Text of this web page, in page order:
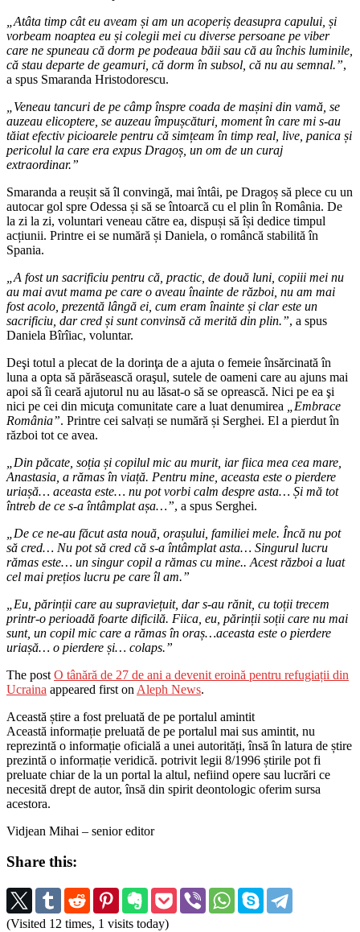
„Atâta timp cât eu aveam și am un acoperiș deasupra capului, și
vorbeam noaptea eu și colegii mei cu diverse persoane pe viber
care ne spuneau că dorm pe podeaua băii sau că au închis luminile,
că stau departe de geamuri, că dorm în subsol, că nu au semnal.”,
a spus Smaranda Hristodorescu.
„Veneau tancuri de pe câmp înspre coada de mașini din vamă, se
auzeau elicoptere, se auzeau împușcături, moment în care mi s-au
tăiat efectiv picioarele pentru că simțeam în timp real, live, panica și
pericolul la care era expus Dragoș, un om de un curaj
extraordinar.”
Smaranda a reușit să îl convingă, mai întâi, pe Dragoș să plece cu un
autocar gol spre Odessa și să se întoarcă cu el plin în România. De
la zi la zi, voluntari veneau către ea, dispuși să își dedice timpul
acțiunii. Printre ei se numără și Daniela, o româncă stabilită în
Spania.
„A fost un sacrificiu pentru că, practic, de două luni, copiii mei nu
au mai avut mama pe care o aveau înainte de război, nu am mai
fost acolo, prezentă lângă ei, cum eram înainte și clar este un
sacrificiu, dar cred și sunt convinsă că merită din plin.”, a spus
Daniela Bîrîiac, voluntar.
Deşi totul a plecat de la dorinţa de a ajuta o femeie însărcinată în
luna a opta să părăsească oraşul, sutele de oameni care au ajuns mai
apoi să îi ceară ajutorul nu au lăsat-o să se oprească. Nici pe ea şi
nici pe cei din micuţa comunitate care a luat denumirea „Embrace
România”. Printre cei salvați se numără și Serghei. El a pierdut în
război tot ce avea.
„Din păcate, soția și copilul mic au murit, iar fiica mea cea mare,
Anastasia, a rămas în viață. Pentru mine, aceasta este o pierdere
uriașă… aceasta este… nu pot vorbi calm despre asta… Și mă tot
întreb de ce s-a întâmplat așa…”, a spus Serghei.
„De ce ne-au făcut asta nouă, orașului, familiei mele. Încă nu pot
să cred… Nu pot să cred că s-a întâmplat asta… Singurul lucru
rămas este… un singur copil a rămas cu mine.. Acest război a luat
cel mai prețios lucru pe care îl am.”
„Eu, părinții care au supraviețuit, dar s-au rănit, cu toții trecem
printr-o perioadă foarte dificilă. Fiica, eu, părinții soții care nu mai
sunt, un copil mic care a rămas în oraș…aceasta este o pierdere
uriașă… o pierdere și… colaps.”
The post O tânără de 27 de ani a devenit eroină pentru refugiații din
Ucraina appeared first on Aleph News.
Această știre a fost preluată de pe portalul amintit
Această informație preluată de pe portalul mai sus amintit, nu
reprezintă o informație oficială a unei autorități, însă în latura de știre
prezintă o informație veridică. potrivit legii 8/1996 știrile pot fi
preluate chiar de la un portal la altul, nefiind opere sau lucrări ce
necesită drept de autor, însă din spirit deontologic oferim sursa
acestora.
Vidjean Mihai – senior editor
Share this:
(Visited 12 times, 1 visits today)